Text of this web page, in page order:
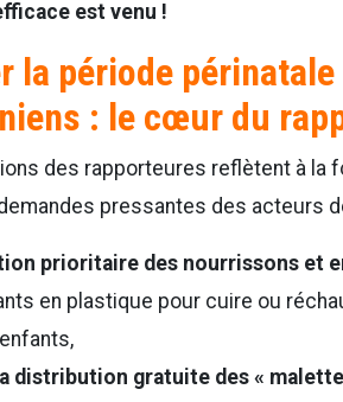
est venu !
la période
: le cœur du
des rapporteures reflètent à la
pressantes des acteurs
prioritaire des nourrissons et
en plastique pour cuire ou
distribution gratuite des «